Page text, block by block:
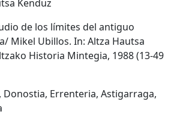
Kenduz
de los límites del antiguo
Mikel Ubillos. In: Altza Hautsa
Historia Mintegia, 1988 (13-49
Donostia, Errenteria, Astigarraga,